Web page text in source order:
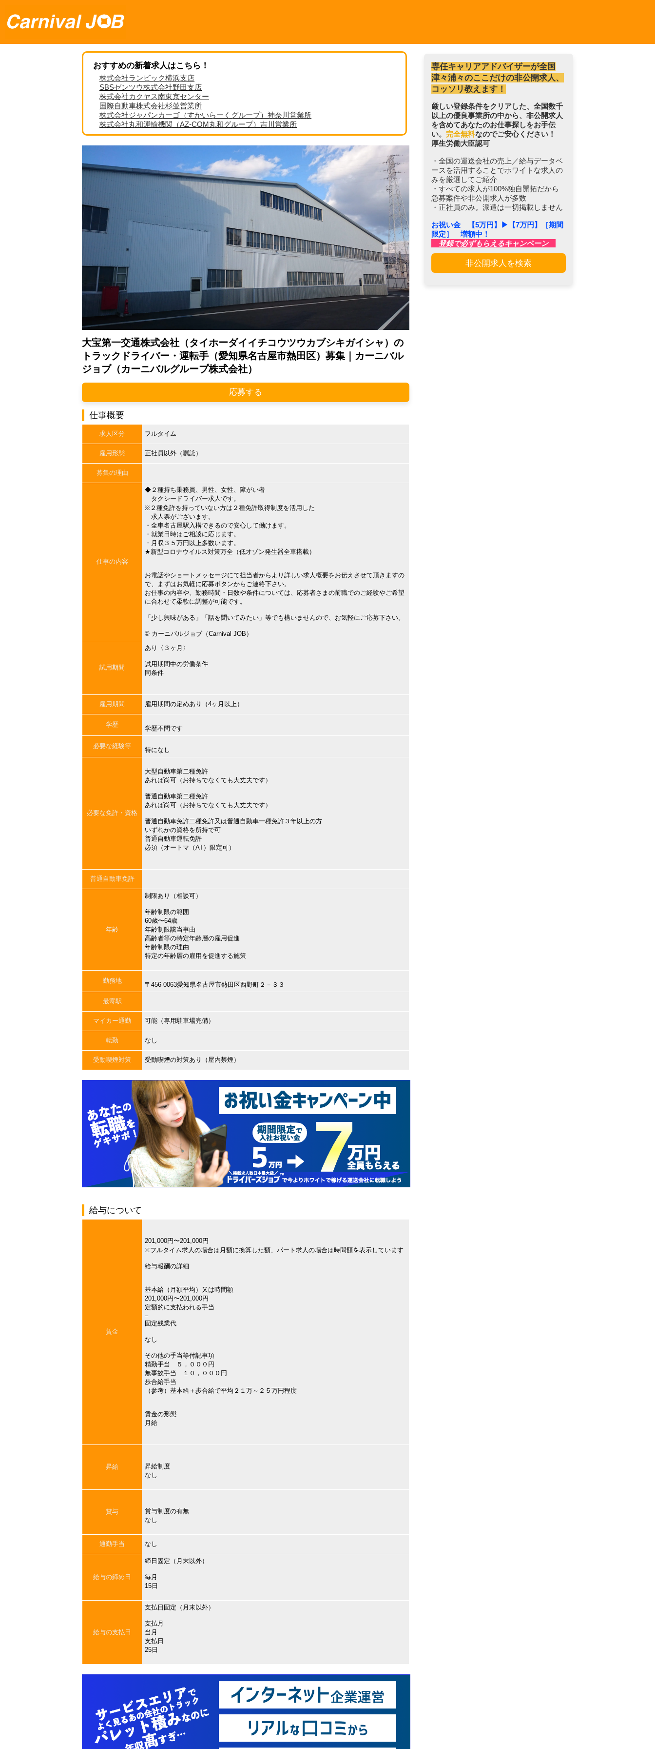
おすすめの新着求人はこちら！
株式会社ランビック横浜支店
SBSゼンツウ株式会社野田支店
株式会社カクヤス南東京センター
国際自動車株式会社杉並営業所
株式会社ジャパンカーゴ（すかいらーくグループ）神奈川営業所
株式会社丸和運輸機関（AZ-COM丸和グループ）吉川営業所
大宝第一交通株式会社（タイホーダイイチコウツウカブシキガイシャ）の
トラックドライバー・運転手（愛知県名古屋市熱田区）募集｜カーニバル
ジョブ（カーニバルグループ株式会社）
応募する
仕事概要
求人区分 フルタイム
雇用形態 正社員以外（嘱託）
募集の理由
仕事の内容
◆２種持ち乗務員、男性、女性、障がい者
タクシードライバー求人です。
※２種免許を持っていない方は２種免許取得制度を活用した
求人票がございます。
・全車名古屋駅入構できるので安心して働けます。
・就業日時はご相談に応じます。
・月収３５万円以上多数います。
★新型コロナウイルス対策万全（低オゾン発生器全車搭載）
お電話やショートメッセージにて担当者からより詳しい求人概要をお伝えさせて頂きますの
で、まずはお気軽に応募ボタンからご連絡下さい。
お仕事の内容や、勤務時間・日数や条件については、応募者さまの前職でのご経験やご希望
に合わせて柔軟に調整が可能です。
「少し興味がある」「話を聞いてみたい」等でも構いませんので、お気軽にご応募下さい。
©︎ カーニバルジョブ（Carnival JOB）
試用期間
あり〈３ヶ月〉
試用期間中の労働条件
同条件
雇用期間 雇用期間の定めあり（4ヶ月以上）
学歴
学歴不問です
必要な経験等
特になし
必要な免許・資格
大型自動車第二種免許
あれば尚可（お持ちでなくても大丈夫です）
普通自動車第二種免許
あれば尚可（お持ちでなくても大丈夫です）
普通自動車免許二種免許又は普通自動車一種免許３年以上の方
いずれかの資格を所持で可
普通自動車運転免許
必須（オートマ（AT）限定可）
普通自動車免許
年齢
制限あり（相談可）
年齢制限の範囲
60歳〜64歳
年齢制限該当事由
高齢者等の特定年齢層の雇用促進
年齢制限の理由
特定の年齢層の雇用を促進する施策
勤務地
〒456-0063愛知県名古屋市熱田区西野町２－３３
最寄駅
マイカー通勤 可能（専用駐車場完備）
転勤 なし
受動喫煙対策 受動喫煙の対策あり（屋内禁煙）
給与について
賃金
201,000円〜201,000円
※フルタイム求人の場合は月額に換算した額、パート求人の場合は時間額を表示しています
給与報酬の詳細
基本給（月額平均）又は時間額
201,000円〜201,000円
定額的に支払われる手当
–
固定残業代
なし
その他の手当等付記事項
精勤手当 ５，０００円
無事故手当 １０，０００円
歩合給手当
（参考）基本給＋歩合給で平均２１万～２５万円程度
賃金の形態
月給
昇給
昇給制度
なし
賞与
賞与制度の有無
なし
通勤手当 なし
給与の締め日
締日固定（月末以外）
毎月
15日
給与の支払日
支払日固定（月末以外）
支払月
当月
支払日
25日
専任キャリアアドバイザーが全国
津々浦々のここだけの非公開求人、
コッソリ教えます！
厳しい登録条件をクリアした、全国数千
以上の優良事業所の中から、非公開求人
を含めてあなたのお仕事探しをお手伝
い。 完全無料なのでご安心ください！
厚生労働大臣認可
・全国の運送会社の売上／給与データベ
ースを活用することでホワイトな求人の
みを厳選してご紹介
・すべての求人が100%独自開拓だから
急募案件や非公開求人が多数
・正社員のみ。派遣は一切掲載しません
お祝い金 【5万円】▶︎【7万円】［期間
限定］ 増額中！
登録で必ずもらえるキャンペーン
非公開求人を検索